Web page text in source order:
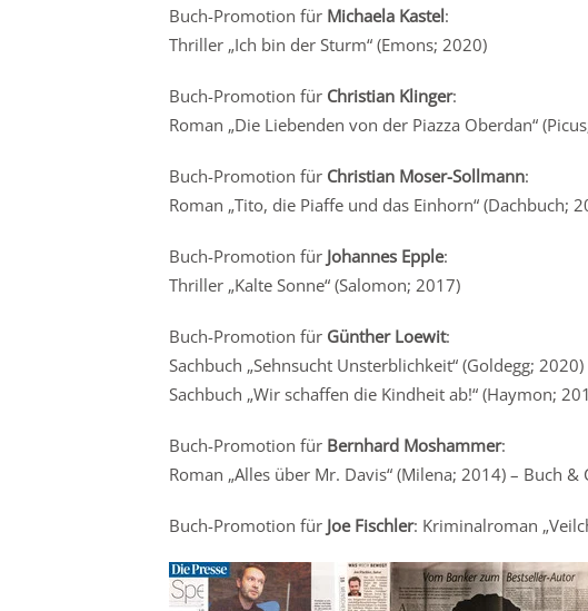
Buch-Promotion für Michaela Kastel:
Thriller „Ich bin der Sturm“ (Emons; 2020)
Buch-Promotion für Christian Klinger:
Roman „Die Liebenden von der Piazza Oberdan“
Buch-Promotion für Christian Moser-Sollmann:
Roman „Tito, die Piaffe und das Einhorn“ (Dachbuch;
Buch-Promotion für Johannes Epple:
Thriller „Kalte Sonne“ (Salomon; 2017)
Buch-Promotion für Günther Loewit:
Sachbuch „Sehnsucht Unsterblichkeit“ (Goldegg; 2020)
Sachbuch „Wir schaffen die Kindheit ab!“ (Haymon;
Buch-Promotion für Bernhard Moshammer:
Roman „Alles über Mr. Davis“ (Milena; 2014) – Buch &
Buch-Promotion für Joe Fischler: Kriminalroman